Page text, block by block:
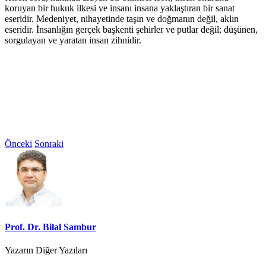
koruyan bir hukuk ilkesi ve insanı insana yaklaştıran bir sanat
eseridir. Medeniyet, nihayetinde taşın ve doğmanın değil, aklın
eseridir. İnsanlığın gerçek başkenti şehirler ve putlar değil; düşünen,
sorgulayan ve yaratan insan zihnidir.
Önceki Sonraki
Prof. Dr. Bilal Sambur
Yazarın Diğer Yazıları